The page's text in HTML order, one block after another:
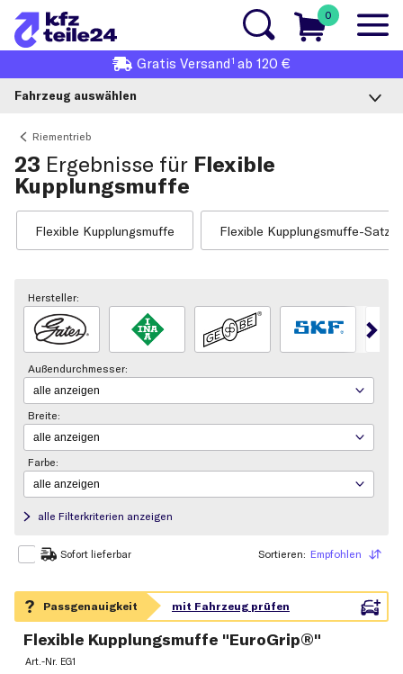
0
Gratis Versand1 ab 120 €
Fahrzeug auswählen
Riementrieb
23 Ergebnisse für Flexible
Kupplungsmuffe
Flexible Kupplungsmuffe Flexible Kupplungsmuffe-Satz
Hersteller:
Außendurchmesser:
Breite:
Farbe:
alle Filterkriterien anzeigen
Sofort lieferbar Empfohlen
Sortieren
Flexible Kupplungsmuffe "EuroGrip®"
Art.-Nr. EG1